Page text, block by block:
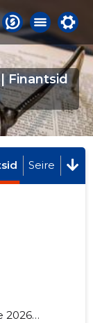
Finantsid
Seire
2026